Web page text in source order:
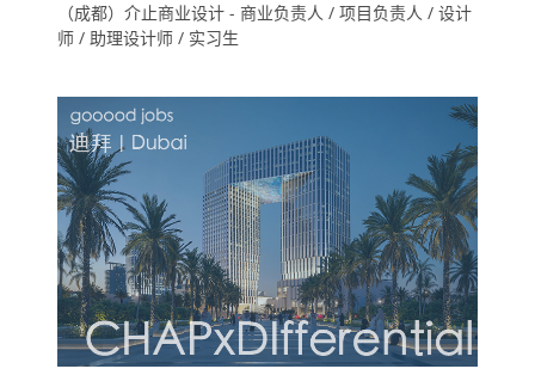
（成都）介止商业设计 - 商业负责人 / 项目负责人 / 设计
师 / 助理设计师 / 实习生